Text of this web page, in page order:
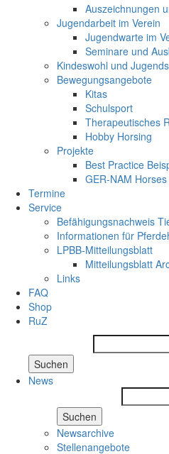
Auszeichnungen
Jugendarbeit im Verein
Jugendwarte im
Seminare und
Kindeswohl und
Bewegungsangebote
Kitas
Schulsport
Therapeutisches
Hobby Horsing
Projekte
Best Practice
GER-NAM
Termine
Service
Befähigungsnachweis
Informationen für
LPBB-Mitteilungsblatt
Mitteilungsblatt
Links
FAQ
Shop
RuZ
Suchen
News
Suchen
Newsarchive
Stellenangebote